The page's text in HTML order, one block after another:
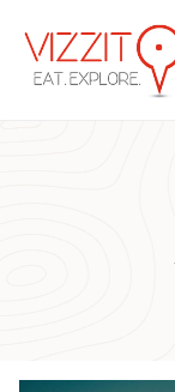
content